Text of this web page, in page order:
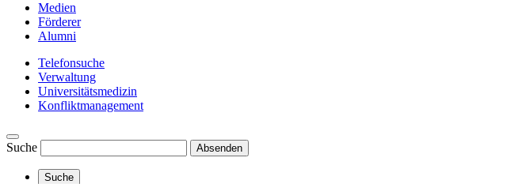
Medien
Förderer
Alumni
Telefonsuche
Verwaltung
Universitätsmedizin
Konfliktmanagement
Suche Absenden
Suche